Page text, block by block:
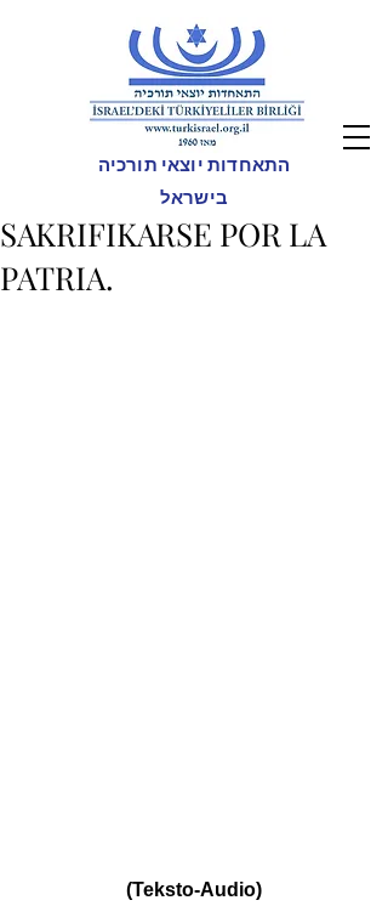
התאחדות יוצאי תורכיה
בישראל
SAKRIFIKARSE POR LA
PATRIA.
(Teksto-Audio)